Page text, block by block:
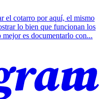
el cotarro por aquí, el mismo
lo bien que funcionan los
es documentarlo con...